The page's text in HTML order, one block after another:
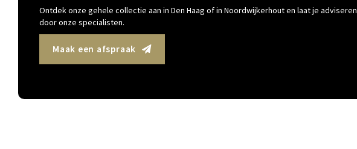
Ontdek onze gehele collectie aan in Den Haag of in Noordwijkerhout en laat je adviseren
door onze specialisten.
Maak een afspraak